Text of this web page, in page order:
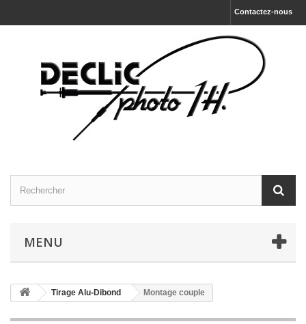
Contactez-nous
MENU
Tirage Alu-Dibond Montage couple